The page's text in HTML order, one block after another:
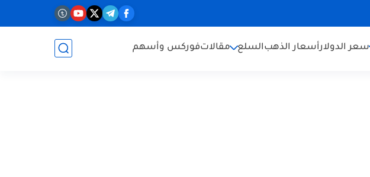
سعر الدولارأسعار الذهبالسلع مقالاتفوركس وأسهم